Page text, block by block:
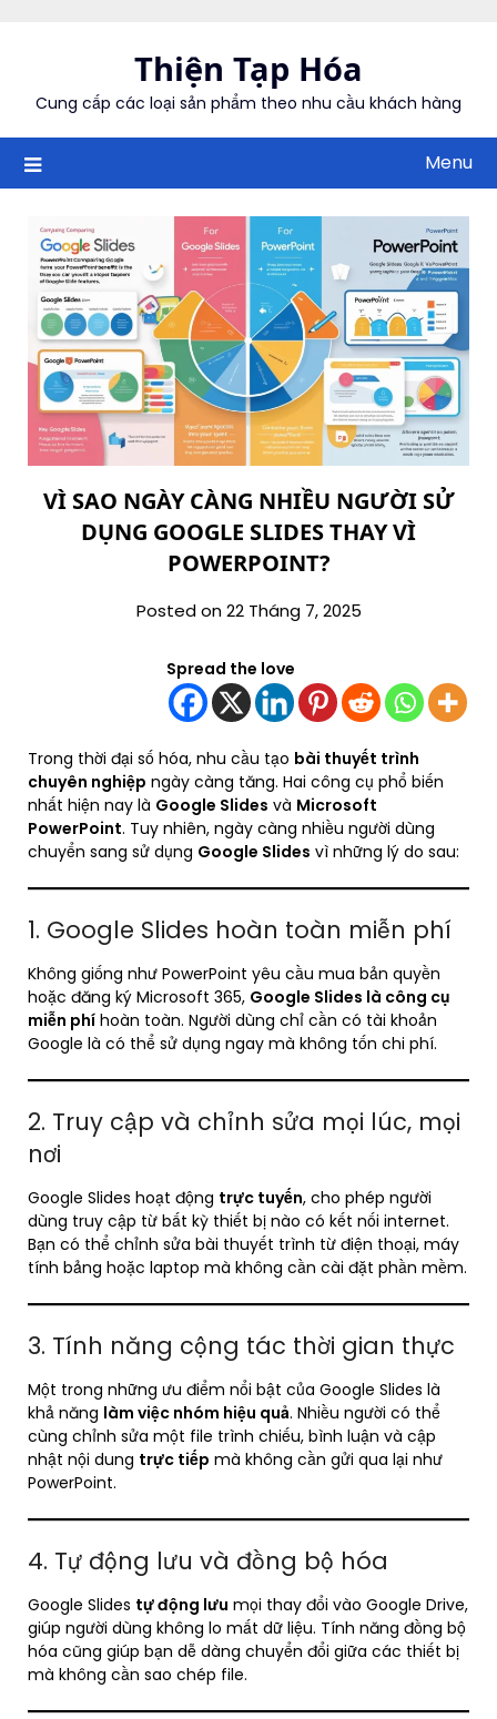
Thiện Tạp Hóa
Cung cấp các loại sản phẩm theo nhu cầu khách hàng
Menu
VÌ SAO NGÀY CÀNG NHIỀU NGƯỜI SỬ
DỤNG GOOGLE SLIDES THAY VÌ
POWERPOINT?
Posted on 22 Tháng 7, 2025
Spread the love
Trong thời đại số hóa, nhu cầu tạo bài thuyết trình
chuyên nghiệp ngày càng tăng. Hai công cụ phổ biến
nhất hiện nay là Google Slides và Microsoft
PowerPoint. Tuy nhiên, ngày càng nhiều người dùng
chuyển sang sử dụng Google Slides vì những lý do sau:
1. Google Slides hoàn toàn miễn phí
Không giống như PowerPoint yêu cầu mua bản quyền
hoặc đăng ký Microsoft 365, Google Slides là công cụ
miễn phí hoàn toàn. Người dùng chỉ cần có tài khoản
Google là có thể sử dụng ngay mà không tốn chi phí.
2. Truy cập và chỉnh sửa mọi lúc, mọi
nơi
Google Slides hoạt động trực tuyến, cho phép người
dùng truy cập từ bất kỳ thiết bị nào có kết nối internet.
Bạn có thể chỉnh sửa bài thuyết trình từ điện thoại, máy
tính bảng hoặc laptop mà không cần cài đặt phần mềm.
3. Tính năng cộng tác thời gian thực
Một trong những ưu điểm nổi bật của Google Slides là
khả năng làm việc nhóm hiệu quả. Nhiều người có thể
cùng chỉnh sửa một file trình chiếu, bình luận và cập
nhật nội dung trực tiếp mà không cần gửi qua lại như
PowerPoint.
4. Tự động lưu và đồng bộ hóa
Google Slides tự động lưu mọi thay đổi vào Google Drive,
giúp người dùng không lo mất dữ liệu. Tính năng đồng bộ
hóa cũng giúp bạn dễ dàng chuyển đổi giữa các thiết bị
mà không cần sao chép file.